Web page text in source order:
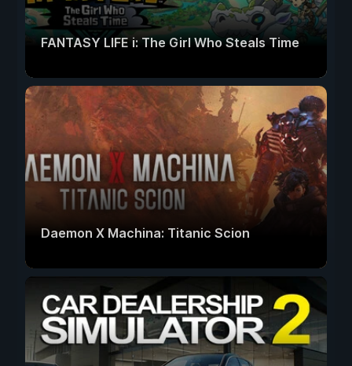
FANTASY LIFE i: The Girl Who Steals Time
Daemon X Machina: Titanic Scion